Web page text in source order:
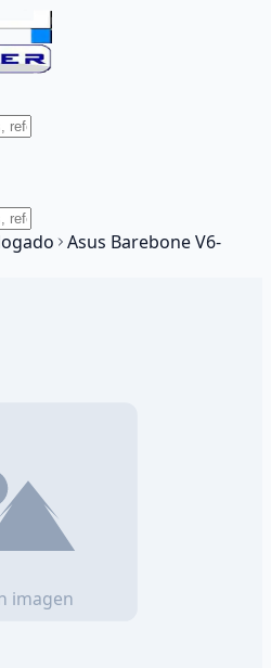
Asus Barebone V6-